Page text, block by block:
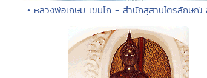
• หลวงพ่อเกษม เขมโก - สำนักสุสานไตรลักษณ์